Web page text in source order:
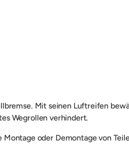
Mit seinen Luftreifen
Wegrollen verhindert.
oder Demontage von